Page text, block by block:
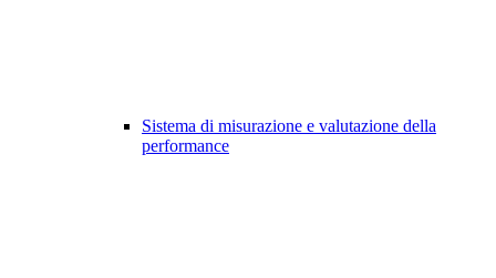
Sistema di misurazione e valutazione della
performance